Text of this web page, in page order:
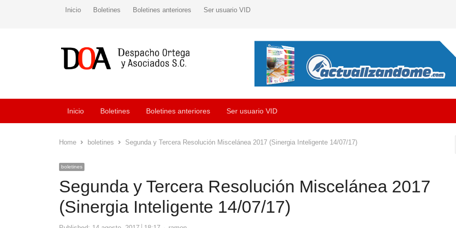
Inicio Boletines Boletines anteriores Ser usuario VID
Inicio Boletines Boletines anteriores Ser usuario VID
Home boletines Segunda y Tercera Resolución Miscelánea 2017 (Sinergia Inteligente 14/07/17)
boletines
Segunda y Tercera Resolución Miscelánea 2017
(Sinergia Inteligente 14/07/17)